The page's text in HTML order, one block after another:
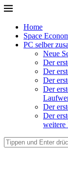
Home
Space
PC selber
Neue
Der
Der
Der
Der
Der
Der
weitere